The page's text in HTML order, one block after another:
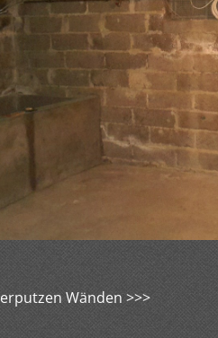
Wänden >>>